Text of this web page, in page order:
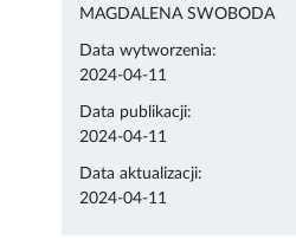
MAGDALENA SWOBODA
Data wytworzenia:
2024-04-11
Data publikacji:
2024-04-11
Data aktualizacji:
2024-04-11